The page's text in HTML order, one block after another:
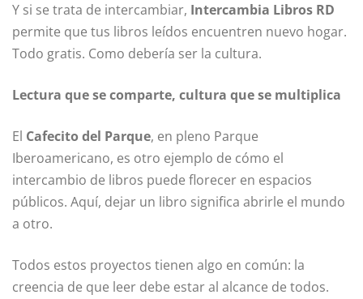
Y si se trata de intercambiar, Intercambia Libros RD
permite que tus libros leídos encuentren nuevo hogar.
Todo gratis. Como debería ser la cultura.
Lectura que se comparte, cultura que se multiplica
El Cafecito del Parque, en pleno Parque
Iberoamericano, es otro ejemplo de cómo el
intercambio de libros puede florecer en espacios
públicos. Aquí, dejar un libro significa abrirle el mundo
a otro.
Todos estos proyectos tienen algo en común: la
creencia de que leer debe estar al alcance de todos.